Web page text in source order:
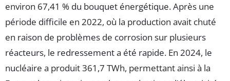
environ 67,41 % du bouquet énergétique. Après une
période difficile en 2022, où la production avait chuté
en raison de problèmes de corrosion sur plusieurs
réacteurs, le redressement a été rapide. En 2024, le
nucléaire a produit 361,7 TWh, permettant ainsi à la